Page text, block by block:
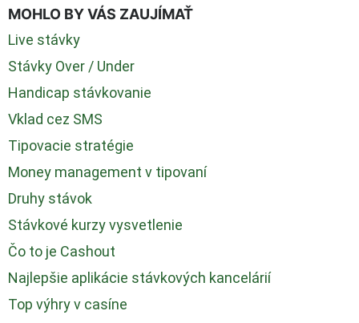
MOHLO BY VÁS ZAUJÍMAŤ
Live stávky
Stávky Over / Under
Handicap stávkovanie
Vklad cez SMS
Tipovacie stratégie
Money management v tipovaní
Druhy stávok
Stávkové kurzy vysvetlenie
Čo to je Cashout
Najlepšie aplikácie stávkových kancelárií
Top výhry v casíne